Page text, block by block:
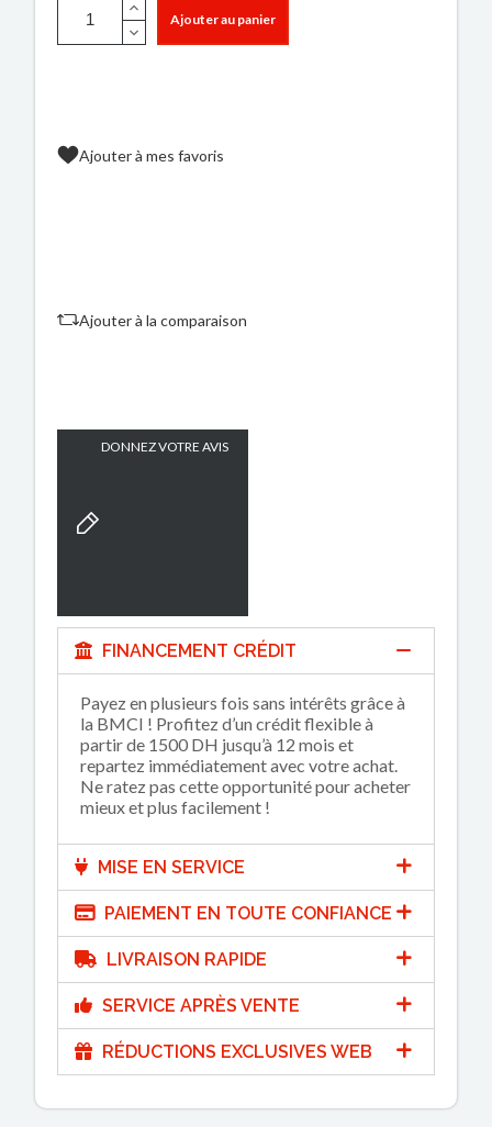
Ajouter au panier
Ajouter à mes favoris
Ajouter à la comparaison
DONNEZ VOTRE AVIS
FINANCEMENT CRÉDIT
Payez en plusieurs fois sans intérêts grâce à
la BMCI ! Profitez d’un crédit flexible à
partir de 1500 DH jusqu’à 12 mois et
repartez immédiatement avec votre achat.
Ne ratez pas cette opportunité pour acheter
mieux et plus facilement !
MISE EN SERVICE
PAIEMENT EN TOUTE CONFIANCE
LIVRAISON RAPIDE
SERVICE APRÈS VENTE
RÉDUCTIONS EXCLUSIVES WEB